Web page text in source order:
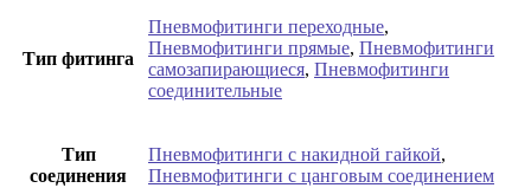
Тип фитинга
Пневмофитинги переходные,
Пневмофитинги прямые, Пневмофитинги
самозапирающиеся, Пневмофитинги
соединительные
Тип
соединения
Пневмофитинги с накидной гайкой,
Пневмофитинги с цанговым соединением